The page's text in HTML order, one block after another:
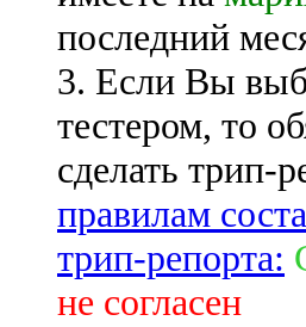
последний
3. Если Вы
тестером, то
сделать трип-
правилам
трип-репорта:
не согласен